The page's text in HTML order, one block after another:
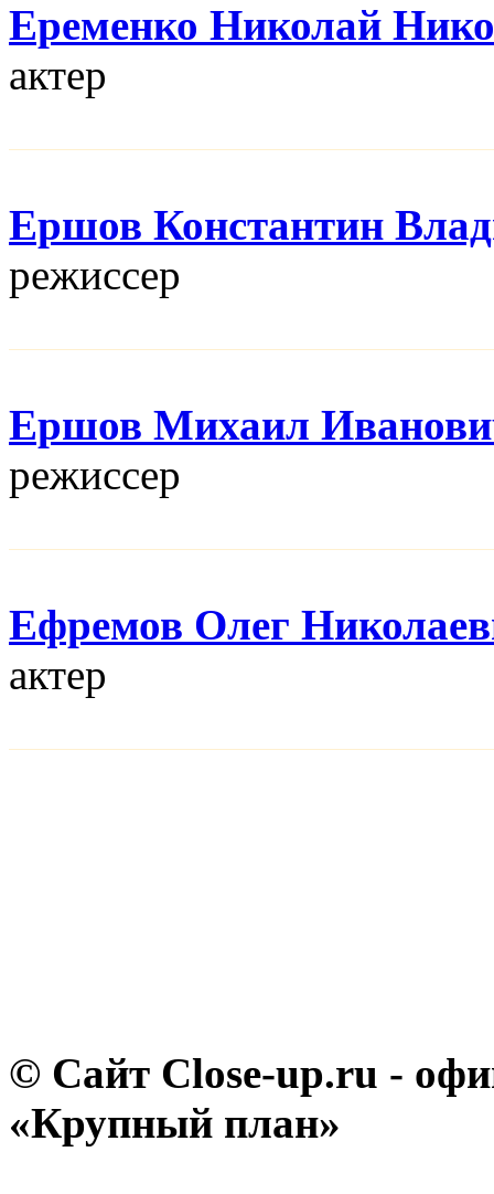
Еременко Николай
актер
Ершов Константин
режисcер
Ершов Михаил
режисcер
Ефремов Олег
актер
© Сайт Close-up.ru -
«Крупный план»